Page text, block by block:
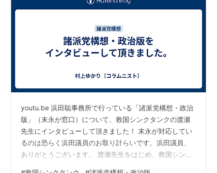
youtu.be 浜田聡事務所で行っている「諸派党構想・政治
版」（末永が窓口）について、救国シンクタンクの渡瀬
先生にインタビューして頂きました！ 末永が対応してい
るのは恐らく浜田議員のお取り計らいです。浜田議員、
ありがとうございます。 渡瀬先生をはじめ、救国シンク